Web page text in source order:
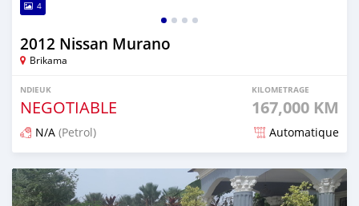
4
2012 Nissan Murano
Brikama
NDIEUK
NEGOTIABLE
KILOMETRAGE
167,000 KM
N/A (Petrol) Automatique
Dougal na niou ko depuis over 1 years